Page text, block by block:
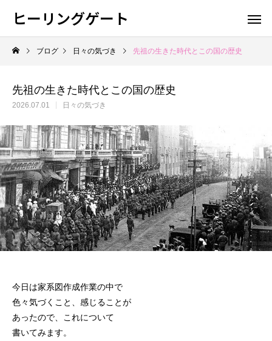
ヒーリングゲート
ブログ 日々の気づき 先祖の生きた時代とこの国の歴史
先祖の生きた時代とこの国の歴史
2026.07.01 日々の気づき
今日は家系図作成作業の中で
色々気づくこと、感じることが
あったので、これについて
書いてみます。